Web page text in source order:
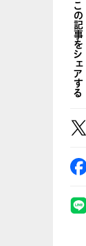
この記事をシェアする